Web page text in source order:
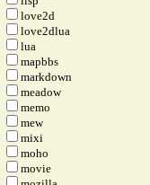
love2d
love2dlua
lua
mapbbs
markdown
meadow
memo
mew
mixi
moho
movie